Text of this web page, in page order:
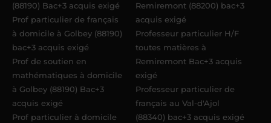
(88190) Bac+3 acquis exigé
Prof particulier de français
à domicile à Golbey (88190)
bac+3 acquis exigé
Prof de soutien en
mathématiques à domicile
à Golbey (88190) Bac+3
acquis exigé
Prof particulier à domicile
Remiremont (88200) bac+3
acquis exigé
Professeur particulier H/F
toutes matières à
Remiremont Bac+3 acquis
exigé
Professeur particulier de
français au Val-d'Ajol
(88340) bac+3 acquis exigé